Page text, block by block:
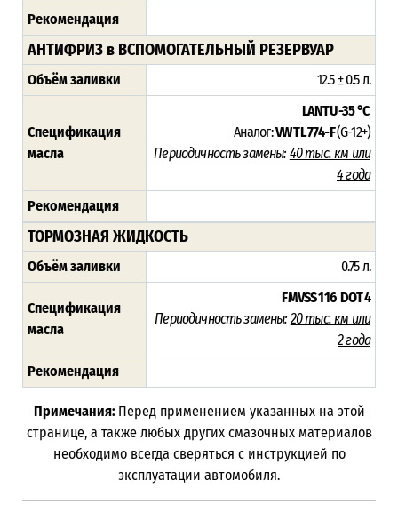
Рекомендация
АНТИФРИЗ в ВСПОМОГАТЕЛЬНЫЙ РЕЗЕРВУАР
Объём заливки 12.5 ± 0.5 л.
Спецификация
масла
LANTU -35 °C
Аналог:VW TL 774-F(G-12+)
Периодичность замены: 40 тыс. км или
4 года
Рекомендация
ТОРМОЗНАЯ ЖИДКОСТЬ
Объём заливки 0.75 л.
Спецификация
масла
FMVSS 116 DOT 4
Периодичность замены: 20 тыс. км или
2 года
Рекомендация
Примечания: Перед применением указанных на этой
странице, а также любых других смазочных материалов
необходимо всегда сверяться с инструкцией по
эксплуатации автомобиля.